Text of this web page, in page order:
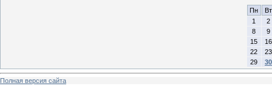
Пн
Вт
1
2
8
9
15
16
22
23
29
30
Полная версия сайта